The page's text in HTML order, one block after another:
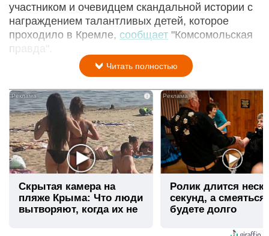
участником и очевидцем скандальной истории с
награждением талантливых детей, которое
проходило в Кремле, сообщает "Комсомольская
правда".
Читать полностью
i
Скрытая камера на
пляже Крыма: Что люди
вытворяют, когда их не
Ролик длится
секунд, а
будете долго